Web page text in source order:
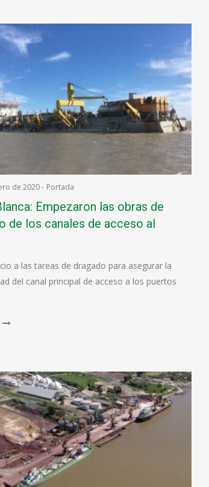
de 2020- Portada
Empezaron las obras de
de los canales de acceso al
a las tareas de dragado para asegurar la
del canal principal de acceso a los puertos